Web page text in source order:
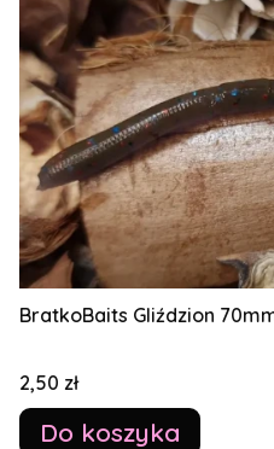
BratkoBaits Gliździon
Cena
2,50 zł
Do koszyka